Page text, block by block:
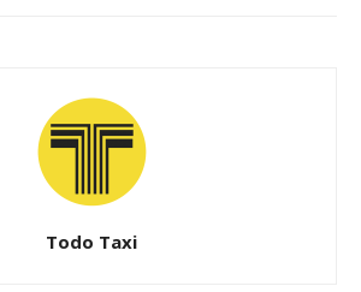
Todo Taxi